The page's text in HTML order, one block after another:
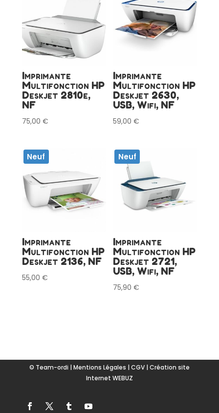
Imprimante
Multifonction HP
Deskjet 2810e,
NF
75,00 €
Imprimante
Multifonction HP
Deskjet 2630,
USB, Wifi, NF
59,00€
Neuf
Imprimante
Multifonction HP
Deskjet 2136, NF
55,00 €
Neuf
Imprimante
Multifonction HP
Deskjet 2721,
USB, Wifi, NF
75,90€
© Team-ordi | Mentions Légales | CGV| Création site
Internet WEBUZ